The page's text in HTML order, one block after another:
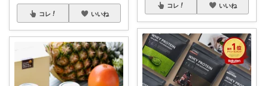
コレ いいね
コレ いいね